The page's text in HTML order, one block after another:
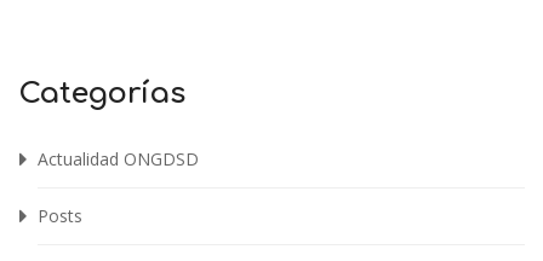
Categorías
Actualidad ONGDSD
Posts